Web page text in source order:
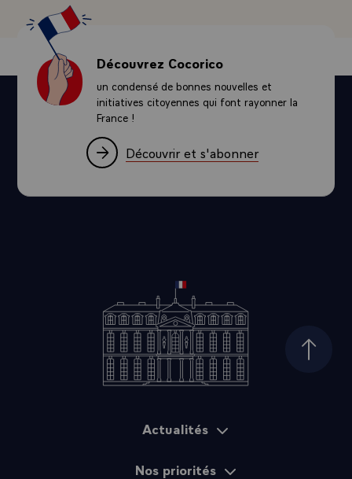
Découvrez Cocorico
un condensé de bonnes nouvelles et
initiatives citoyennes qui font rayonner la
France !
Découvrir et s'abonner
Haut
Actualités
Nos priorités